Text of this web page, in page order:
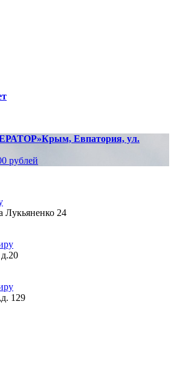
Крым, Евпатория, ул.
рублей
Лукьяненко 24
129